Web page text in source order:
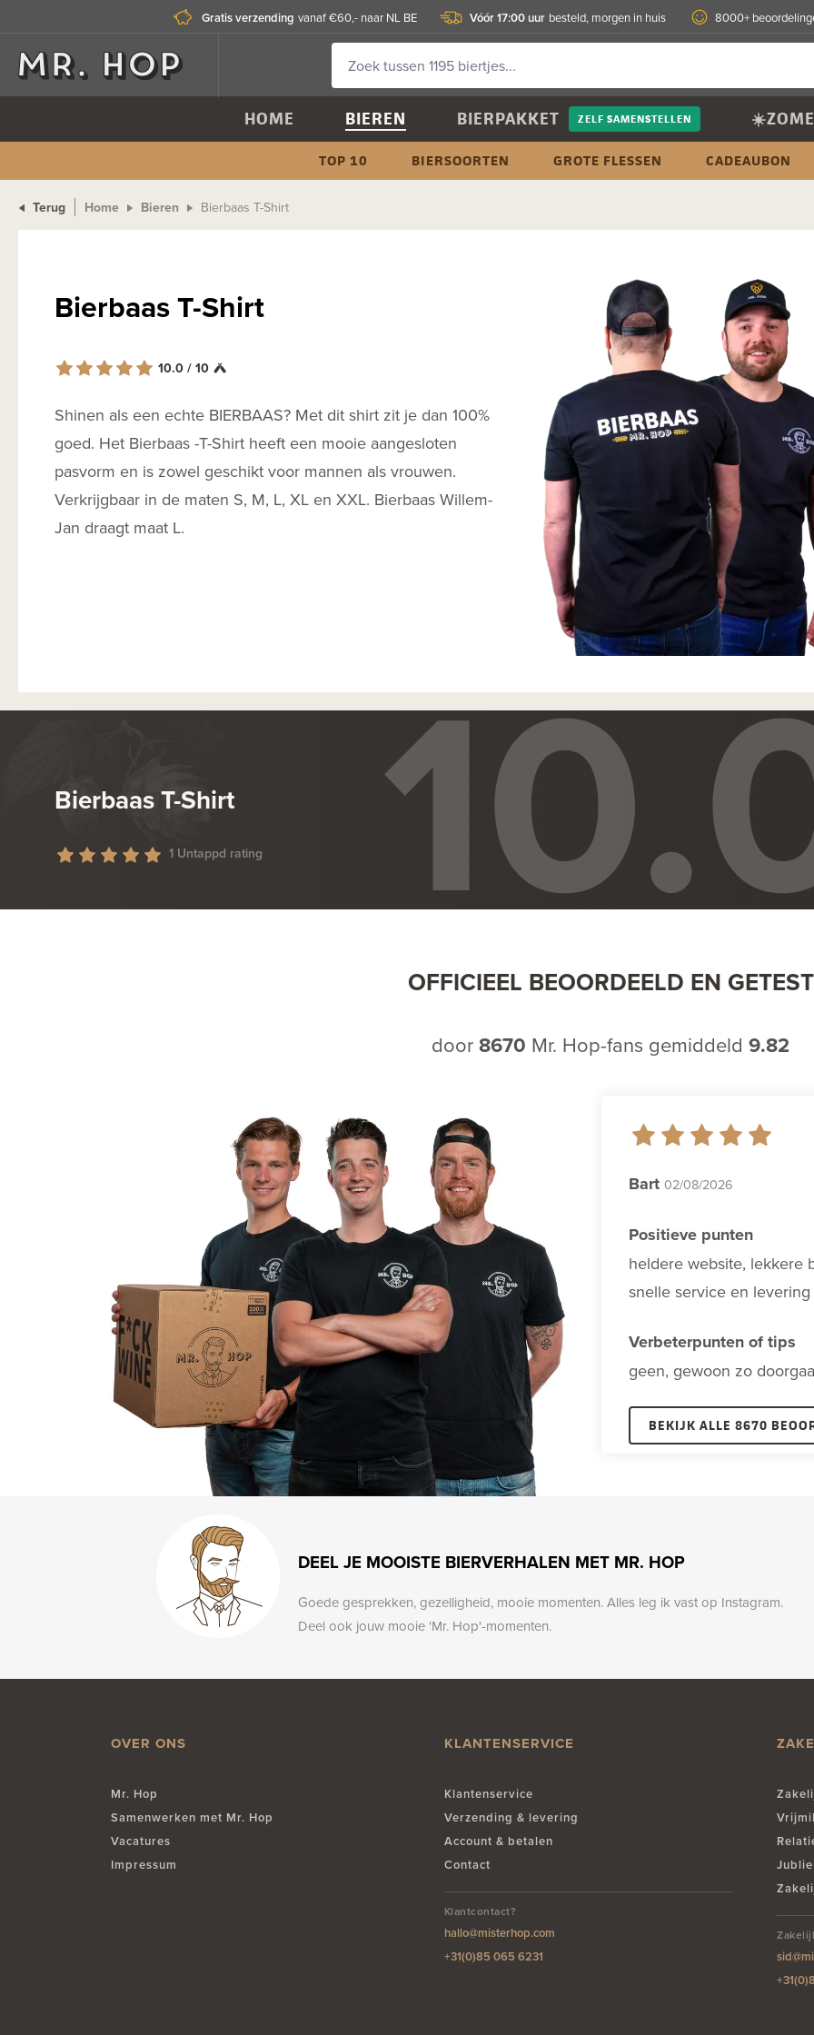
Gratis verzending vanaf €60,- naar NL BE Vóór 17:00 uur besteld, morgen in huis 8000+
HOME BIEREN BIERPAKKET ZELF SAMENSTELLEN
TOP 10 BIERSOORTEN GROTE FLESSEN CADEAUBON
Terug Home Bieren Bierbaas T-Shirt
Bierbaas T-Shirt
10.0 / 10
Shinen als een echte BIERBAAS? Met dit shirt zit je dan 100%
goed. Het Bierbaas -T-Shirt heeft een mooie aangesloten
pasvorm en is zowel geschikt voor mannen als vrouwen.
Verkrijgbaar in de maten S, M, L, XL en XXL. Bierbaas Willem-
Jan draagt maat L.
Bierbaas T-Shirt
1 Untappd rating
OFFICIEEL BEOORDEELD EN GETEST
door8670 Mr. Hop-fans gemiddeld 9.82
Bart 02/08/2026
Positieve punten
heldere website, lekkere
snelle service en levering
Verbeterpunten of tips
geen, gewoon zo
BEKIJK ALLE 8670
DEEL JE MOOISTE BIERVERHALEN MET MR. HOP
Goede gesprekken, gezelligheid, mooie momenten. Alles leg ik vast op Instagram.
Deel ook jouw mooie 'Mr. Hop'-momenten.
OVER ONS
Mr. Hop
Samenwerken met Mr. Hop
Vacatures
Impressum
KLANTENSERVICE
Klantenservice
Verzending & levering
Account & betalen
Contact
Klantcontact?
hallo@misterhop.com
+31(0)85 065 6231